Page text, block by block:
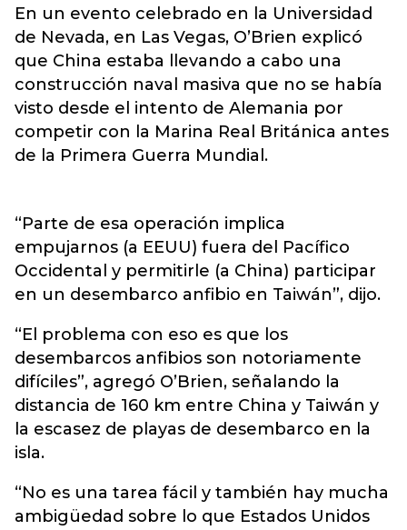
En un evento celebrado en la Universidad
de Nevada, en Las Vegas, O’Brien explicó
que China estaba llevando a cabo una
construcción naval masiva que no se había
visto desde el intento de Alemania por
competir con la Marina Real Británica antes
de la Primera Guerra Mundial.
“Parte de esa operación implica
empujarnos (a EEUU) fuera del Pacífico
Occidental y permitirle (a China) participar
en un desembarco anfibio en Taiwán”, dijo.
“El problema con eso es que los
desembarcos anfibios son notoriamente
difíciles”, agregó O’Brien, señalando la
distancia de 160 km entre China y Taiwán y
la escasez de playas de desembarco en la
isla.
“No es una tarea fácil y también hay mucha
ambigüedad sobre lo que Estados Unidos